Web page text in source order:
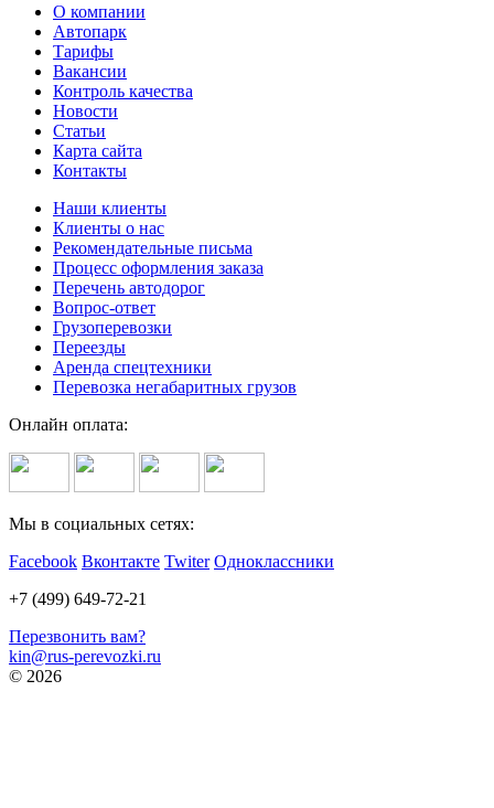
О компании
Автопарк
Тарифы
Вакансии
Контроль качества
Новости
Статьи
Карта сайта
Контакты
Наши клиенты
Клиенты о нас
Рекомендательные письма
Процесс оформления заказа
Перечень автодорог
Вопрос-ответ
Грузоперевозки
Переезды
Аренда спецтехники
Перевозка негабаритных грузов
Онлайн оплата:
Мы в социальных сетях:
Facebook Вконтакте Twiter Одноклассники
+7 (499) 649-72-21
Перезвонить вам?
kin@rus-perevozki.ru
© 2026